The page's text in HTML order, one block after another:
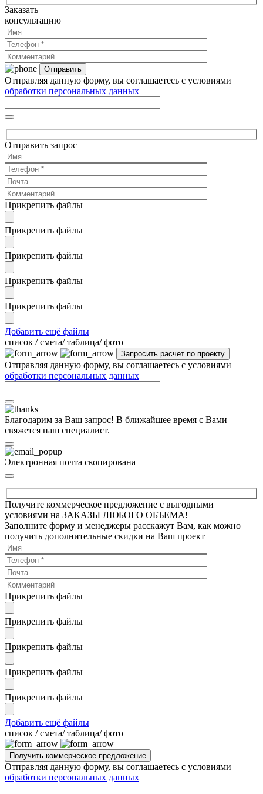
Заказать
консультацию
Отправляя данную форму, вы соглашаетесь с условиями
обработки персональных данных
Отправить запрос
Прикрепить файлы
Прикрепить файлы
Прикрепить файлы
Прикрепить файлы
Прикрепить файлы
Добавить ещё файлы
cписок / смета/ таблица/ фото
Отправляя данную форму, вы соглашаетесь с условиями
обработки персональных данных
Благодарим за Ваш запрос! В ближайшее время с Вами
свяжется наш специалист.
Электронная почта скопирована
Получите коммерческое предложение с выгодными
условиями на ЗАКАЗЫ ЛЮБОГО ОБЪЕМА!
Заполните форму и менеджеры расскажут Вам, как можно
получить дополнительные скидки на Ваш проект
Прикрепить файлы
Прикрепить файлы
Прикрепить файлы
Прикрепить файлы
Прикрепить файлы
Добавить ещё файлы
cписок / смета/ таблица/ фото
Отправляя данную форму, вы соглашаетесь с условиями
обработки персональных данных